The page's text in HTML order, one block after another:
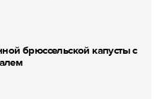
брюссельской капусты с